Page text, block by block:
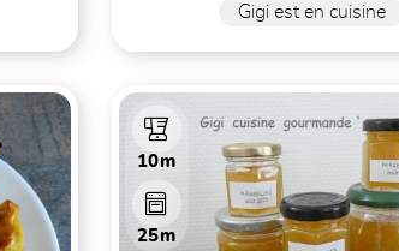
Gigi est en cuisine
10m
25m